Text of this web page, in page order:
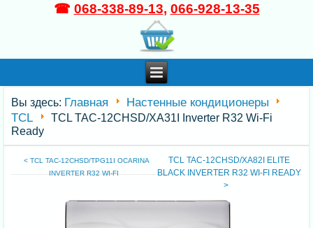
☎ 068-338-89-13, 066-928-13-35
Вы здесь: Главная
Настенные кондиционеры
TCL
TCL TAC-12CHSD/XA31I Inverter R32 Wi-Fi
Ready
< TCL TAC-12CHSD/TPG11I OCARINA
INVERTER R32 WI-FI
TCL TAC-12CHSD/XA82I ELITE
BLACK INVERTER R32 WI-FI READY
>